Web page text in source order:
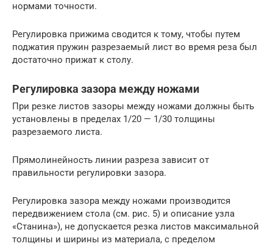
нормами точности.
Регулировка прижима сводится к тому, чтобы путем
поджатия пружин разрезаемый лист во время реза был
достаточно прижат к столу.
Регулировка зазора между ножами
При резке листов зазоры между ножами должны быть
установлены в пределах 1/20 — 1/30 толщины
разрезаемого листа.
Прямолинейность линии разреза зависит от
правильности регулировки зазора.
Регулировка зазора между ножами производится
передвижением стола (см. рис. 5) и описание узла
«Станина»), не допускается резка листов максимальной
толщины и ширины из материала, с пределом